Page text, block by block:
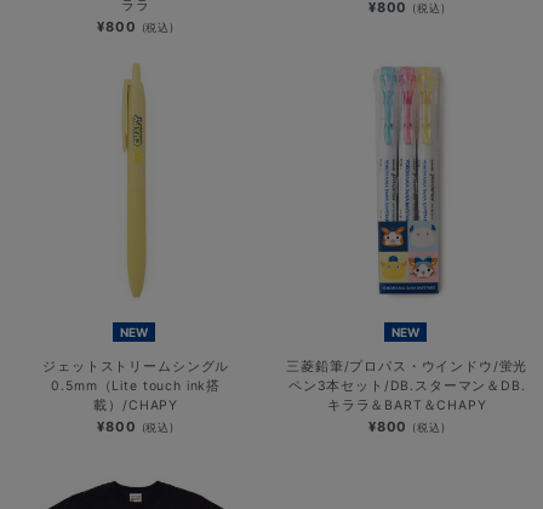
ララ
¥800 (税込)
¥800 (税込)
NEW
ジェットストリームシングル
0.5mm（Lite touch ink搭
載）/CHAPY
¥800 (税込)
NEW
三菱鉛筆/プロパス・ウインドウ/蛍光
ペン3本セット/DB.スターマン＆DB.
キララ＆BART＆CHAPY
¥800 (税込)